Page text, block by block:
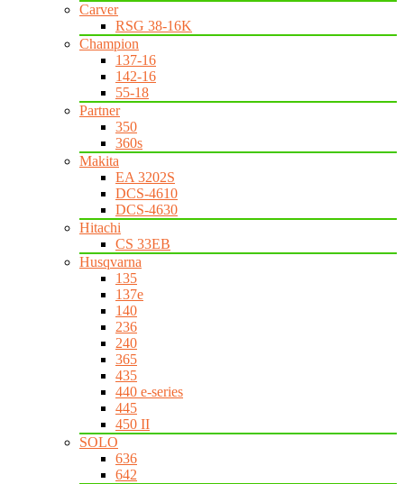
Carver
RSG 38-16K
Champion
137-16
142-16
55-18
Partner
350
360s
Makita
EA 3202S
DCS-4610
DCS-4630
Hitachi
CS 33EB
Husqvarna
135
137e
140
236
240
365
435
440 e-series
445
450 II
SOLO
636
642